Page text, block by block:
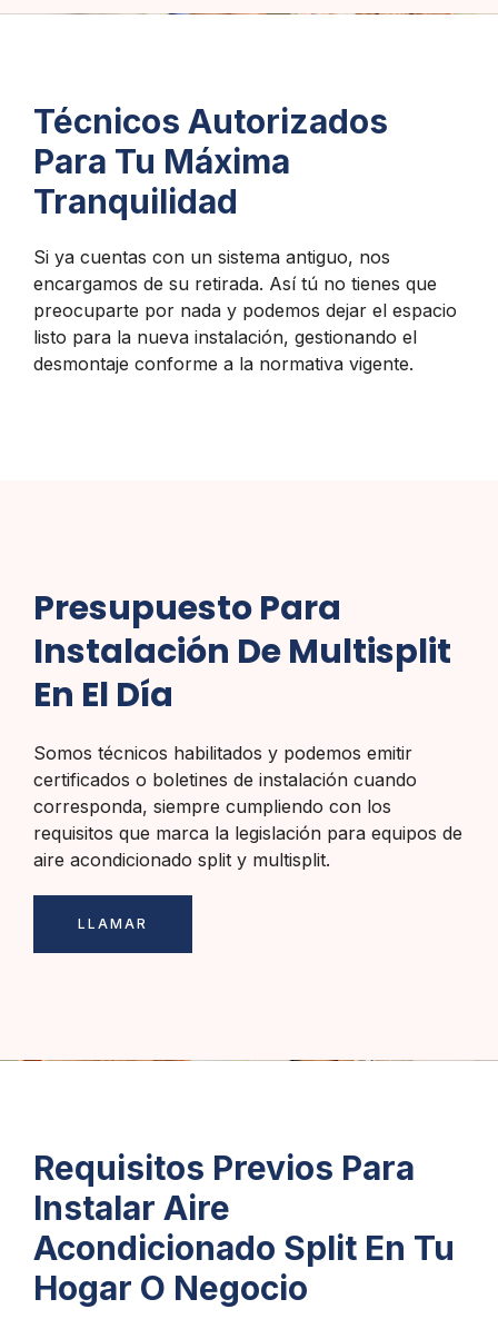
Técnicos Autorizados
Para Tu Máxima
Tranquilidad
Si ya cuentas con un sistema antiguo, nos
encargamos de su retirada. Así tú no tienes que
preocuparte por nada y podemos dejar el espacio
listo para la nueva instalación, gestionando el
desmontaje conforme a la normativa vigente.
Presupuesto Para
Instalación De Multisplit
En El Día
Somos técnicos habilitados y podemos emitir
certificados o boletines de instalación cuando
corresponda, siempre cumpliendo con los
requisitos que marca la legislación para equipos de
aire acondicionado split y multisplit.
LLAMAR
Requisitos Previos Para
Instalar Aire
Acondicionado Split En Tu
Hogar O Negocio